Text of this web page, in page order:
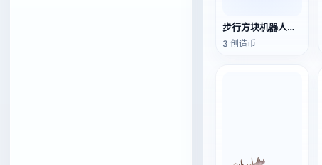
步行方块机器人（3D动画模型）
3 创造币